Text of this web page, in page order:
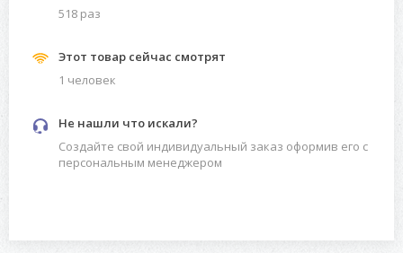
518 раз
Этот товар сейчас смотрят
1 человек
Не нашли что искали?
Создайте свой индивидуальный заказ оформив его с
персональным менеджером